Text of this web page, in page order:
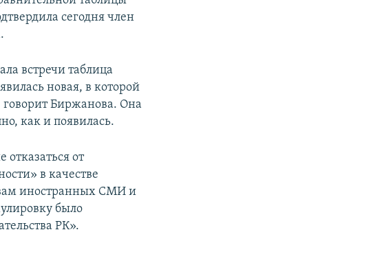
сегодня член
встречи таблица
новая, в которой
говорит Биржанова. Она
как и появилась.
от
в качестве
иностранных СМИ и
было
РК».